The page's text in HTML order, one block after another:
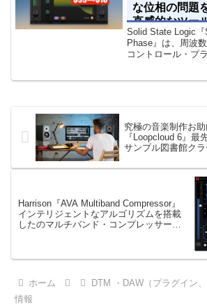
な位相の問題
直感的なツー
Solid State Logic
Phase』は、周波
コントロール・プ
位相の問題を修正
ールです）。特定
究極の音楽制作お
『Loopcloud 6』最
サンプル図書館ク
Harrison『AVA Multiband Compressor』
インテリジェントなアルゴリズムを搭載
したのマルチバンド・コンプレッサー・
ホーム
DTM ・DAW（プラグイン
情報